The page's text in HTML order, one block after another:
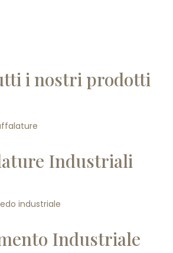
i nostri prodotti
Industriali
Industriale